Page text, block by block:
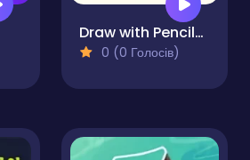
Draw with Pencils - Coloring Book!
0 (0 Голосів)